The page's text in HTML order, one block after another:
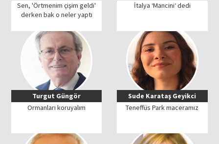
Sen, 'Örtmenim çişim geldi'
derken bak o neler yaptı
İtalya ‘Mancini‘ dedi
Turgut Güngör
Ormanları koruyalım
Sude Karataş Geyikci
Teneffüs Park maceramız